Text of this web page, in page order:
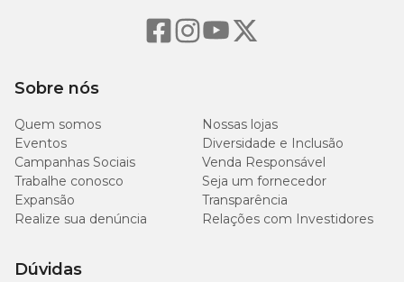
De 11 a 20 kg de peso
Uma
Sobre nós
Quem somos
Nossas lojas
Eventos
Diversidade e Inclusão
Campanhas Sociais
Venda Responsável
Trabalhe conosco
Seja um fornecedor
Expansão
Transparência
Realize sua denúncia
Relações com Investidores
Dúvidas